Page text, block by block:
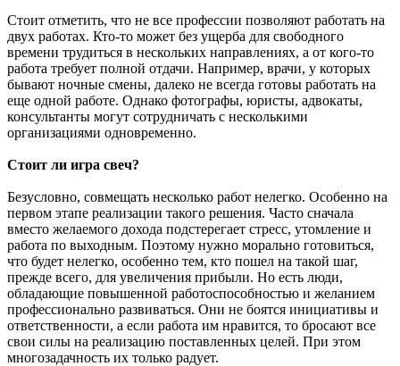
Стоит отметить, что не все профессии позволяют работать на
двух работах. Кто-то может без ущерба для свободного
времени трудиться в нескольких направлениях, а от кого-то
работа требует полной отдачи. Например, врачи, у которых
бывают ночные смены, далеко не всегда готовы работать на
еще одной работе. Однако фотографы, юристы, адвокаты,
консультанты могут сотрудничать с несколькими
организациями одновременно.
Стоит ли игра свеч?
Безусловно, совмещать несколько работ нелегко. Особенно на
первом этапе реализации такого решения. Часто сначала
вместо желаемого дохода подстерегает стресс, утомление и
работа по выходным. Поэтому нужно морально готовиться,
что будет нелегко, особенно тем, кто пошел на такой шаг,
прежде всего, для увеличения прибыли. Но есть люди,
обладающие повышенной работоспособностью и желанием
профессионально развиваться. Они не боятся инициативы и
ответственности, а если работа им нравится, то бросают все
свои силы на реализацию поставленных целей. При этом
многозадачность их только радует.